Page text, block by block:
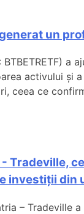
generat un
BTBETRETF) a
activului și
ceea ce
Tradeville,
investiții din
– Tradeville